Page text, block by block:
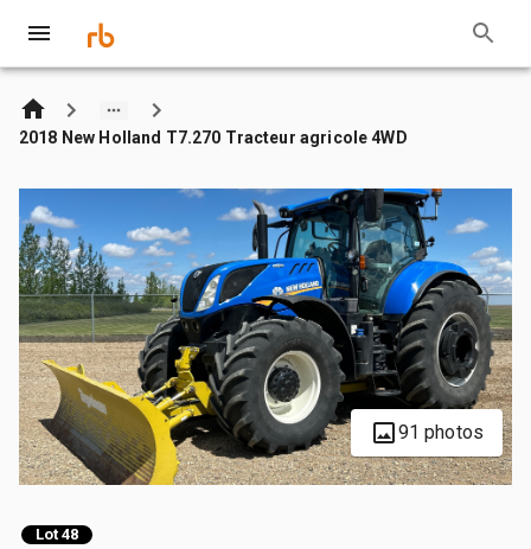
2018 New Holland T7.270 Tracteur agricole 4WD
91 photos
Lot 48